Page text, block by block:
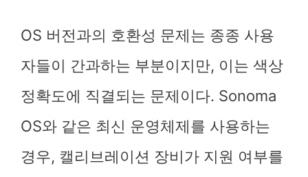
OS 버전과의 호환성 문제는 종종 사용
자들이 간과하는 부분이지만, 이는 색상
정확도에 직결되는 문제이다. Sonoma
OS와 같은 최신 운영체제를 사용하는
경우, 캘리브레이션 장비가 지원 여부를